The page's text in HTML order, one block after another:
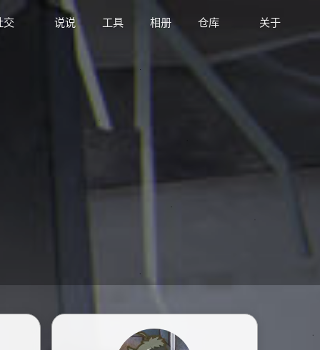
说说 工具 相册 仓库 关于